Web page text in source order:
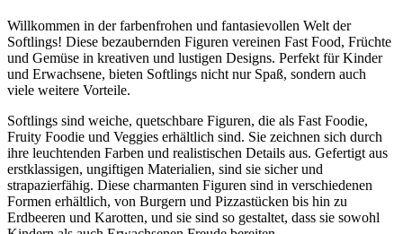
Willkommen in der farbenfrohen und fantasievollen Welt der
Softlings! Diese bezaubernden Figuren vereinen Fast Food, Früchte
und Gemüse in kreativen und lustigen Designs. Perfekt für Kinder
und Erwachsene, bieten Softlings nicht nur Spaß, sondern auch
viele weitere Vorteile.
Softlings sind weiche, quetschbare Figuren, die als Fast Foodie,
Fruity Foodie und Veggies erhältlich sind. Sie zeichnen sich durch
ihre leuchtenden Farben und realistischen Details aus. Gefertigt aus
erstklassigen, ungiftigen Materialien, sind sie sicher und
strapazierfähig. Diese charmanten Figuren sind in verschiedenen
Formen erhältlich, von Burgern und Pizzastücken bis hin zu
Erdbeeren und Karotten, und sie sind so gestaltet, dass sie sowohl